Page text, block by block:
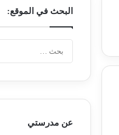
البحث في الموقع:
عن مدرستي